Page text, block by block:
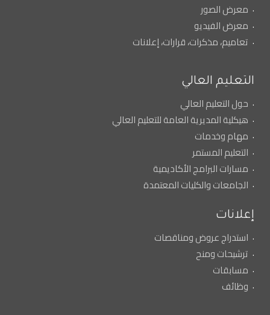
معرض الصور
معرض الفيديو
تعاميم، مذكرات، قرارات، إعلانات
التعليم العالي
حول التعليم العالي
هيكلية المديرية العامة للتعليم العالي
مهام وخدمات
التعليم المستمر
مسارات البرامج الأكاديمية
الجامعات والكليات المعتمدة
إعلانات
استدراج عروض ومناقصات
ترشيحات ومنح
مسابقات
وظائف